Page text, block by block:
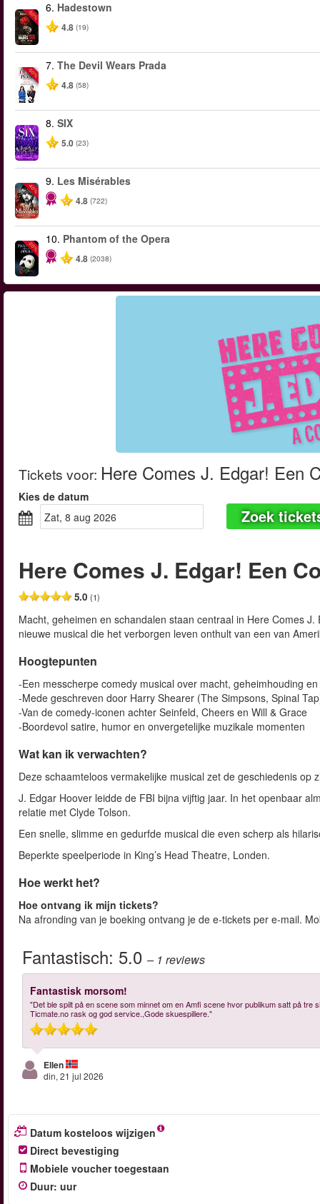
-50%
6. Hadestown
4.8 (19)
-50%
7. The Devil Wears Prada
4.8 (58)
8. SIX
5.0 (23)
-40%
9. Les Misérables
4.8 (722)
-20%
10. Phantom of the Opera
4.8 (2038)
Tickets voor: Here Comes J. Edgar! Een
Kies de datum
zat, 8 aug 2026
Zoek
Here Comes J. Edgar! Een
5.0 (1)
Macht, geheimen en schandalen staan centraal in Here Comes
nieuwe musical die het verborgen leven onthult van een van
Hoogtepunten
-Een messcherpe comedy musical over macht, geheimhouding
-Mede geschreven door Harry Shearer (The Simpsons, Spinal
-Van de comedy-iconen achter Seinfeld, Cheers en Will & Grace
-Boordevol satire, humor en onvergetelijke muzikale momenten
Wat kan ik verwachten?
Deze schaamteloos vermakelijke musical zet de geschiedenis op
J. Edgar Hoover leidde de FBI bijna vijftig jaar. In het openbaar
relatie met Clyde Tolson.
Een snelle, slimme en gedurfde musical die even scherp als
Beperkte speelperiode in King’s Head Theatre, Londen.
Hoe werkt het?
Hoe ontvang ik mijn tickets?
Na afronding van je boeking ontvang je de e-tickets per e-mail.
Fantastisch: 5.0 – 1 reviews
Fantastisk morsom!
"Det ble spilt på en scene som minnet om en Amfi scene hvor publikum satt på
Ticmate.no rask og god service.,Gode skuespillere."
Ellen
din, 21 jul 2026
Datum kosteloos wijzigen
Direct bevestiging
Mobiele voucher toegestaan
Duur: uur